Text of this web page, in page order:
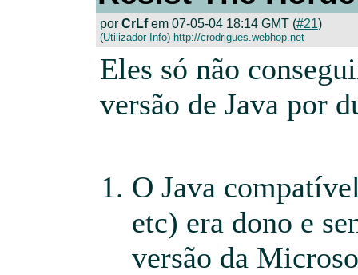
por CrLfem 07-05-04 18:14 GMT (#21)
(Utilizador Info) http://crodrigues.webhop.net
Eles só não
versão de Java por
O Java
etc) era dono e
versão da